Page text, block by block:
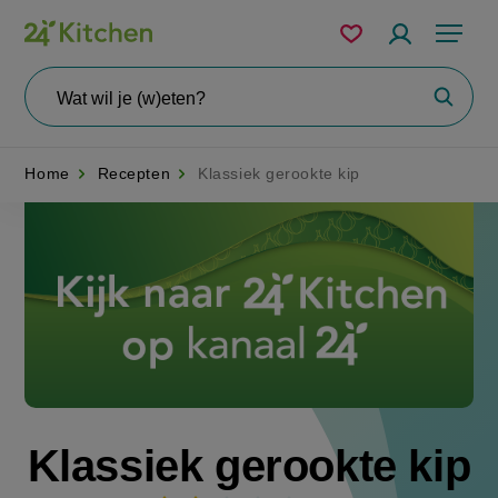
Overslaan
en
naar
de
Menu
wil
Mijn
bewaarde
Home Recepten Klassiek gerookte kip
Klassiek gerookte kip